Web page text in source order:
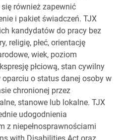
również zapewnić
i pakiet świadczeń. TJX
kandydatów do pracy bez
religię, płeć, orientację
wiek, poziom
płciową, stan cywilny
o status danej osoby w
chronionej przez
stanowe lub lokalne. TJX
udogodnienia
z niepełnosprawnościami
with Disabilities Act oraz